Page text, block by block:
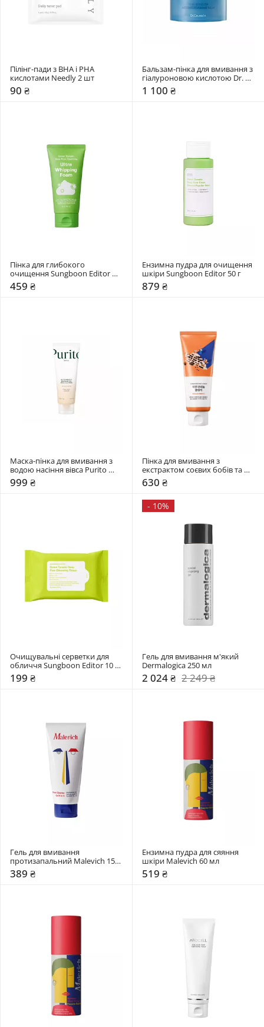
Пілінг-пади з BHA і PHA
кислотами Needly 2 шт
90 ₴
Бальзам-пінка для вмивання з
гіалуроновою кислотою Dr.
Ceuracle 100 мл
1 100 ₴
Пінка для глибокого
очищення Sungboon Editor
120 гр
459 ₴
Ензимна пудра для очищення
шкіри Sungboon Editor 50 г
879 ₴
Маска-пінка для вмивання з
водою насіння вівса Purito
Seoul 150 мл
999 ₴
Пінка для вмивання з
екстрактом соєвих бобів та
пантенолом Round Lab 150 мл
630 ₴
Очищувальні серветки для
обличчя Sungboon Editor 10
шт
199 ₴
- 10%
Гель для вмивання м'який
Dermalogica 250 мл
2 024 ₴ 2 249 ₴
Гель для вмивання
протизапальний Malevich 150
мл
389 ₴
Ензимна пудра для сяяння
шкіри Malevich 60 мл
519 ₴